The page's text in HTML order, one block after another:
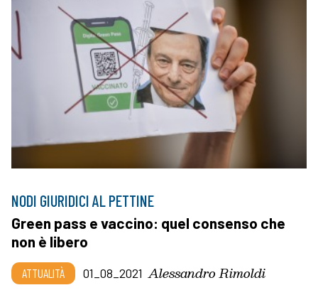
NODI GIURIDICI AL PETTINE
Green pass e vaccino: quel consenso che
non è libero
ATTUALITÀ 01_08_2021 Alessandro Rimoldi